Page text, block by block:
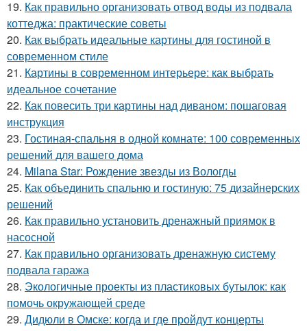
19. Как правильно организовать отвод воды из подвала
коттеджа: практические советы
20. Как выбрать идеальные картины для гостиной в
современном стиле
21. Картины в современном интерьере: как выбрать
идеальное сочетание
22. Как повесить три картины над диваном: пошаговая
инструкция
23. Гостиная-спальня в одной комнате: 100 современных
решений для вашего дома
24. Milana Star: Рождение звезды из Вологды
25. Как объединить спальню и гостиную: 75 дизайнерских
решений
26. Как правильно установить дренажный приямок в
насосной
27. Как правильно организовать дренажную систему
подвала гаража
28. Экологичные проекты из пластиковых бутылок: как
помочь окружающей среде
29. Дидюли в Омске: когда и где пройдут концерты